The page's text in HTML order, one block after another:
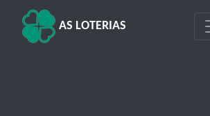
AS LOTERIAS